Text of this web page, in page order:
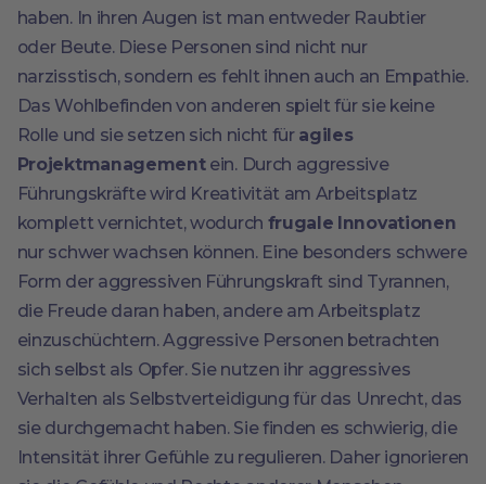
haben. In ihren Augen ist man entweder Raubtier
oder Beute. Diese Personen sind nicht nur
narzisstisch, sondern es fehlt ihnen auch an Empathie.
Das Wohlbefinden von anderen spielt für sie keine
Rolle und sie setzen sich nicht für agiles
Projektmanagementein. Durch aggressive
Führungskräfte wird Kreativität am Arbeitsplatz
komplett vernichtet, wodurch frugale Innovationen
nur schwer wachsen können. Eine besonders schwere
Form der aggressiven Führungskraft sind Tyrannen,
die Freude daran haben, andere am Arbeitsplatz
einzuschüchtern. Aggressive Personen betrachten
sich selbst als Opfer. Sie nutzen ihr aggressives
Verhalten als Selbstverteidigung für das Unrecht, das
sie durchgemacht haben. Sie finden es schwierig, die
Intensität ihrer Gefühle zu regulieren. Daher ignorieren